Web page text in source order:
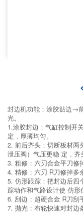
封边机功能：涂胶贴边
光。
1.涂胶封边：气缸控制开
定，厚薄均匀。
2. 前后齐头：切断板材两
泄压阀）气压更稳 定，齐
3. 粗修：六刃合金平刀修
4. 精修：六刃 R刀修掉多
5. 仿形跟踪：把封边后四
踪动作和气路设计使 仿形
6. 刮边：超硬合金 R刀刮
7. 抛光：布轮快速对封边